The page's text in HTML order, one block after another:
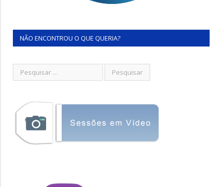
NÃO ENCONTROU O QUE QUERIA?